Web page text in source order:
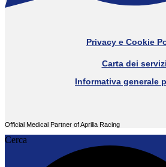
Privacy e Cookie
Carta dei servizi
Informativa generale
Official Medical Partner of Aprilia Racing
Cerca